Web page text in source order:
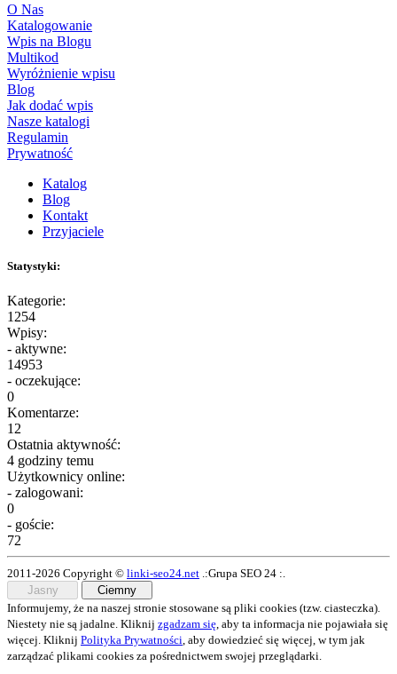
O Nas
Katalogowanie
Wpis na Blogu
Multikod
Wyróżnienie wpisu
Blog
Jak dodać wpis
Nasze katalogi
Regulamin
Prywatność
Katalog
Blog
Kontakt
Przyjaciele
Statystyki:
Kategorie:
1254
Wpisy:
- aktywne:
14953
- oczekujące:
0
Komentarze:
12
Ostatnia aktywność:
4 godziny temu
Użytkownicy online:
- zalogowani:
0
- goście:
72
2011-2026 Copyright © linki-seo24.net .:Grupa SEO 24 :.
Jasny
Ciemny
Informujemy, że na naszej stronie stosowane są pliki cookies (tzw. ciasteczka).
Niestety nie są jadalne. Kliknij zgadzam się , aby ta informacja nie pojawiała się
więcej. Kliknij Polityka Prywatności , aby dowiedzieć się więcej, w tym jak
zarządzać plikami cookies za pośrednictwem swojej przeglądarki.